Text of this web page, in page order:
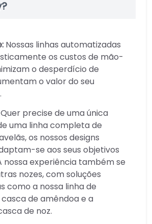
Nossas linhas automatizadas
os custos de mão-
o desperdício de
o valor do seu
Quer precise de uma única
uma linha completa de
os nossos designs
se aos seus objetivos
nossa experiência também se
nozes, com soluções
como a nossa linha de
de amêndoa e a
de noz.